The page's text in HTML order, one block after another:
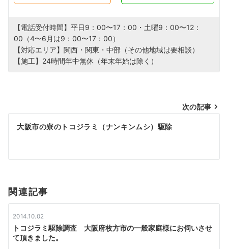
【電話受付時間】平日9：00〜17：00・土曜9：00〜12：
00（4〜6月は9：00〜17：00）
【対応エリア】関西・関東・中部（その他地域は要相談）
【施工】24時間年中無休（年末年始は除く）
稿
ビ
ー
シ
ョ
次の記事
大阪市の寮のトコジラミ（ナンキンムシ）駆除
関連記事
2014.10.02
トコジラミ駆除調査 大阪府枚方市の一般家庭様にお伺いさせ
て頂きました。